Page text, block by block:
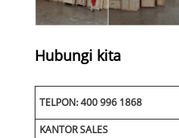
Hubungi kita
TELPON: 400 996 1868
KANTOR SALES